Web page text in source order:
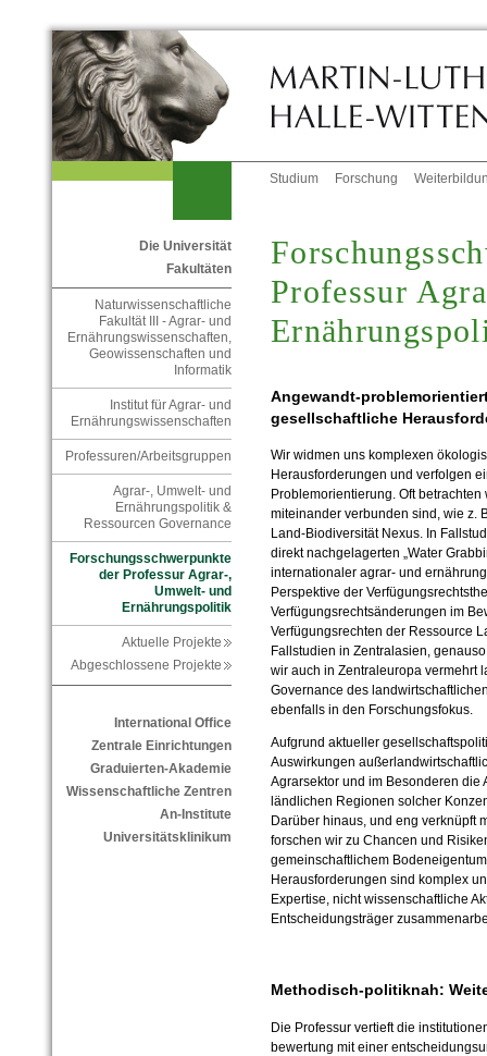
Studium Forschung
Die Universität
Fakultäten
Naturwissenschaftliche
Fakultät III - Agrar- und
Ernährungswissenschaften,
Geowissenschaften und
Informatik
Institut für Agrar- und
Ernährungswissenschaften
Professuren/Arbeitsgruppen
Agrar-, Umwelt- und
Ernährungspolitik &
Ressourcen Governance
Forschungsschwerpunkte
der Professur Agrar-,
Umwelt- und
Ernährungspolitik
Aktuelle Projekte
Abgeschlossene Projekte
International Office
Zentrale Einrichtungen
Graduierten-Akademie
Wissenschaftliche Zentren
An-Institute
Universitätsklinikum
Professur
Angewandt-
gesellschaftliche
Wir widmen uns komplexen
Herausforderungen und verfolgen
Problemorientierung. Oft
miteinander verbunden sind, wie z.
Land-Biodiversität Nexus. In
direkt nachgelagerten „Water
internationaler agrar- und
Perspektive der
Verfügungsrechtsänderungen im
Verfügungsrechten der Ressource
Fallstudien in Zentralasien,
wir auch in Zentraleuropa vermehrt
Governance des
ebenfalls in den Forschungsfokus.
Aufgrund aktueller
Auswirkungen
Agrarsektor und im Besonderen die
ländlichen Regionen solcher
Darüber hinaus, und eng verknüpft
forschen wir zu Chancen und
gemeinschaftlichem
Herausforderungen sind komplex
Expertise, nicht wissenschaftliche
Entscheidungsträger
Methodisch-politiknah:
Die Professur vertieft die
bewertung mit einer